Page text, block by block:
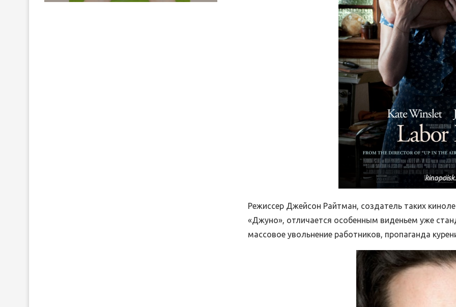
Режиссер Джейсон Райтман, создатель таких
«Джуно», отличается особенным виденьем уже
массовое увольнение работников, пропаганда